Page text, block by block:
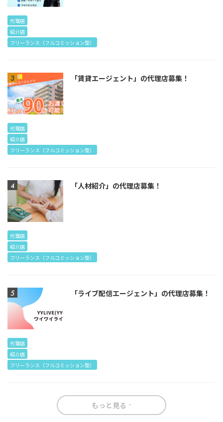
代理店
紹介店
フリーランス（フルコミッション型）
「賃貸エージェント」の代理店募集！
代理店
紹介店
フリーランス（フルコミッション型）
「人材紹介」の代理店募集！
代理店
紹介店
フリーランス（フルコミッション型）
「ライブ配信エージェント」の代理店募集！
代理店
紹介店
フリーランス（フルコミッション型）
もっと見る